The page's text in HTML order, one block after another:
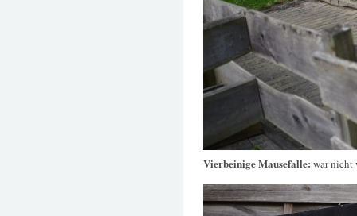
Vierbeinige Mausefalle: war nicht